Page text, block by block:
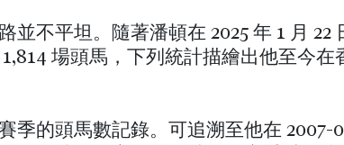
並不平坦。隨著潘頓在 2025 年 1 月 22
1,814 場頭馬，下列統計描繪出他至今在
季的頭馬數記錄。可追溯至他在 2007-